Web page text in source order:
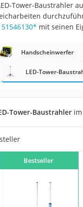
mit
Laubsauger
Tower-Baustrahler
* mit seinen
Handscheinwerfer
LED-Tower-
Tower-Baustrahler
Bestseller